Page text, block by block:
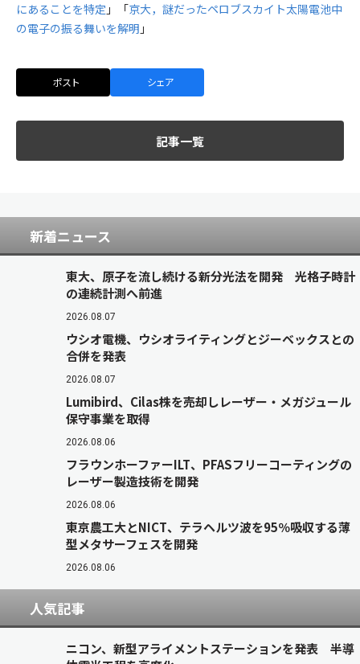
にあることを特定 」「京大，謎だったペロブスカイト太陽電池中
の電子の振る舞いを解明 」
ポスト シェア
記事一覧
新着ニュース
東大、原子を流し続ける新分光法を開発 光格子時計
の連続計測へ前進
2026.08.07
ウシオ電機、ウシオライティングとジーベックスとの
合併を発表
2026.08.07
Lumibird、Cilas株を売却しレーザー・メガジュール
保守事業を取得
2026.08.06
フラウンホーファーILT、PFASフリーコーティングの
レーザー製造技術を開発
2026.08.06
東京農工大とNICT、テラヘルツ波を95％吸収する薄
型メタサーフェスを開発
2026.08.06
人気記事
ニコン、新型アライメントステーションを発表 半導